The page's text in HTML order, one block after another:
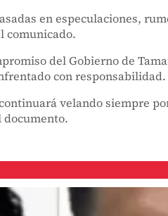
en especulaciones,
comunicado.
del Gobierno de
con responsabilidad.
velando siempre
documento.